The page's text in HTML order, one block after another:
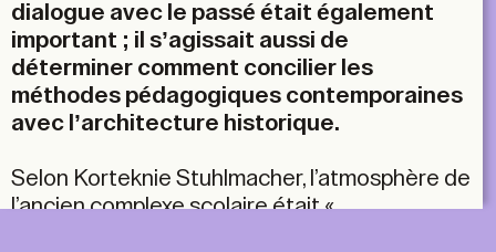
dialogue avec le passé était également
important ; il s’agissait aussi de
déterminer comment concilier les
méthodes pédagogiques contemporaines
avec l’architecture historique.
Selon Korteknie Stuhlmacher, l’atmosphère de
l’ancien complexe scolaire était «